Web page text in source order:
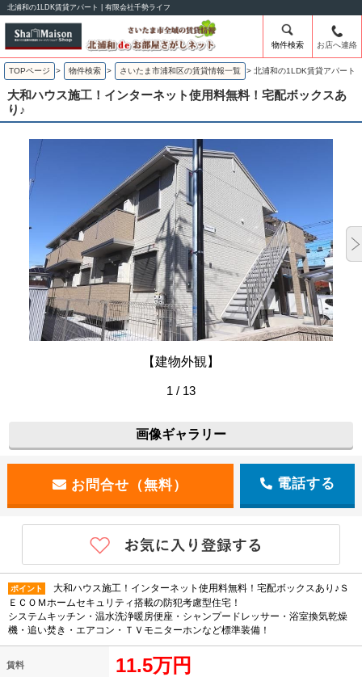
北浦和の1LDK賃貸アパート | 有限会社千勢ライフ
物件検索 お店へ連絡
TOPページ > 物件検索 > さいたま市浦和区の賃貸情報一覧 > 北浦和の1LDK賃貸アパート
大和ハウス施工！インターネット使用料無料！宅配ボックスあ
り♪
【建物外観】
1 / 13
画像ギャラリー
電話する
ポイント
大和ハウス施工！インターネット使用料無料！宅配ボックスあり♪Ｓ
ＥＣＯＭホームセキュリティ搭載の防犯考慮型住宅！
システムキッチン・温水洗浄暖房便座・シャンプードレッサー・浴室換気乾燥
機・追い焚き・エアコン・ＴＶモニターホンなど標準装備！
賃料 11.5万円